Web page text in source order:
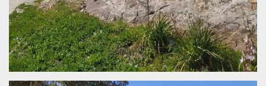
how it is
used can be
specific to
the site, but
a good
example is
maintaining
a logged-in
status for a
user